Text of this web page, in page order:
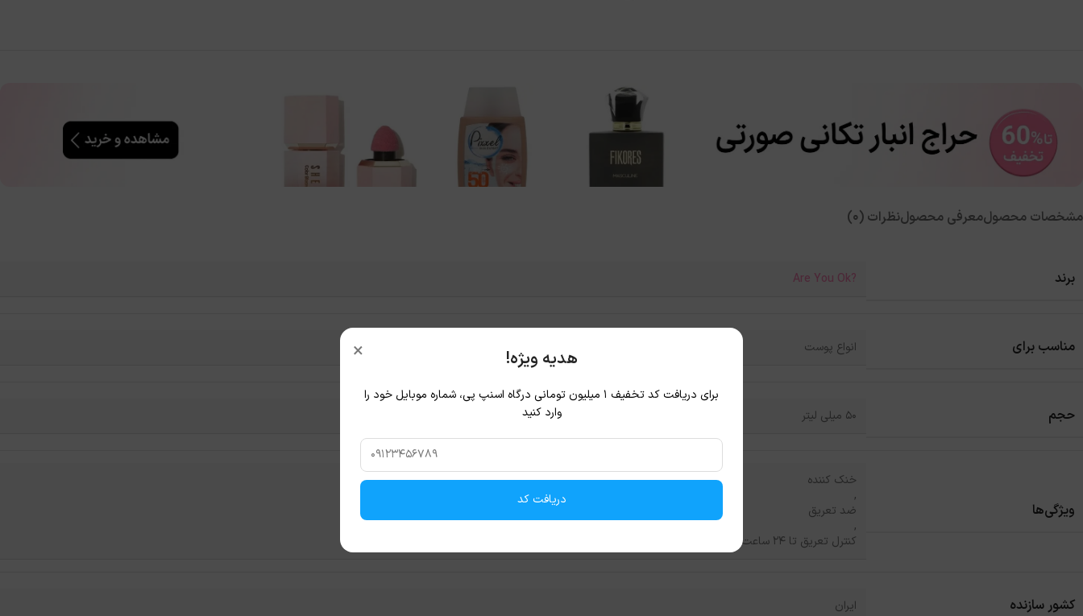
مشخصات محصولمعرفی محصولنظرات (0)
برند ?Are You Ok
مناسب برای انواع پوست
حجم 50 میلی لیتر
ویژگی‌ها
خنک کننده
,
ضد تعریق
,
کنترل تعریق تا 24 ساعت
کشور سازنده ایران
× هدیه ویژه!
برای دریافت کد تخفیف ۱ میلیون تومانی درگاه اسنپ پی، شماره موبایل خود را
وارد کنید
دریافت کد